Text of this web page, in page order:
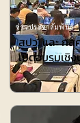
สปว. และ ก
เปิดอบรมเชิ
ข่าวประชาสัมพันธ์